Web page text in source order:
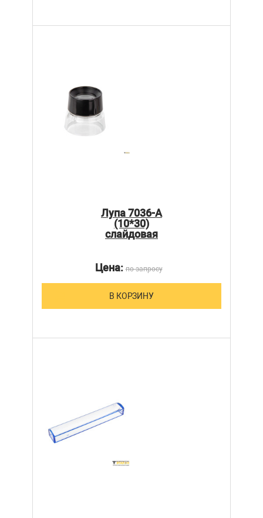
Лупа 7036-A
(10*30)
слайдовая
Цена:по запросу
В КОРЗИНУ